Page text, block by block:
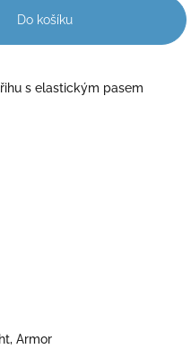
Do košíku
s elastickým pasem
Armor